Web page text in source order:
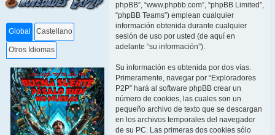
Global Castellano
Otros Idiomas
phpBB”, “www.phpbb.com”, “phpBB Limited”,
“phpBB Teams”) emplean cualquier
información obtenida durante cualquier
sesión de uso por usted (de aquí en
adelante “su información”).
Su información es obtenida por dos vías.
Primeramente, navegar por “Exploradores
P2P” hará al software phpBB crear un
número de cookies, las cuales son un
pequeño archivo de texto que se descargan
en los archivos temporales del navegador
de su PC. Las primeras dos cookies sólo